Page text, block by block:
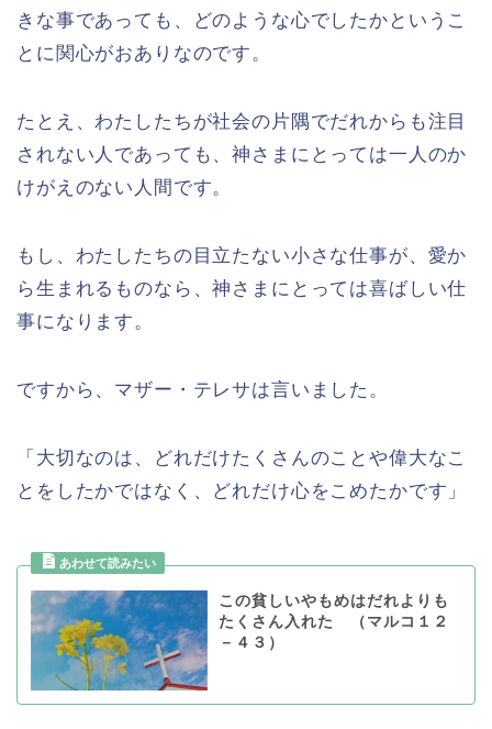
きな事であっても、どのような心でしたかというこ
とに関心がおありなのです。
たとえ、わたしたちが社会の片隅でだれからも注目
されない人であっても、神さまにとっては一人のか
けがえのない人間です。
もし、わたしたちの目立たない小さな仕事が、愛か
ら生まれるものなら、神さまにとっては喜ばしい仕
事になります。
ですから、マザー・テレサは言いました。
「大切なのは、どれだけたくさんのことや偉大なこ
とをしたかではなく、どれだけ心をこめたかです」
この貧しいやもめはだれよりも
たくさん入れた （マルコ１２
－４３）